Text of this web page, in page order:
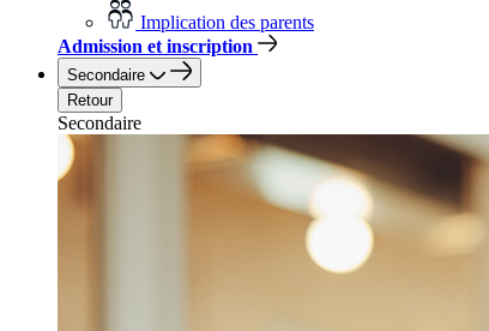
Implication des parents
Admission et inscription
Secondaire
Retour
Secondaire